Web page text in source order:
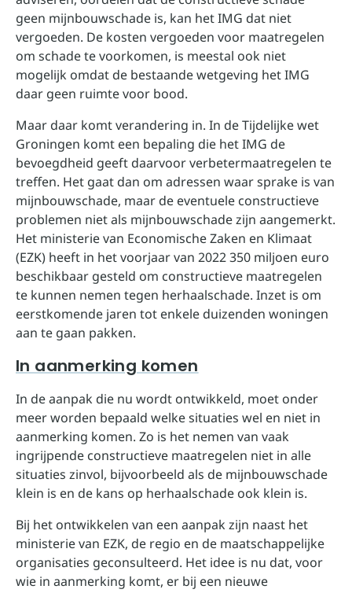
geen mijnbouwschade is, kan het IMG dat niet
vergoeden. De kosten vergoeden voor maatregelen
om schade te voorkomen, is meestal ook niet
mogelijk omdat de bestaande wetgeving het IMG
daar geen ruimte voor bood.
Maar daar komt verandering in. In de Tijdelijke wet
Groningen komt een bepaling die het IMG de
bevoegdheid geeft daarvoor verbetermaatregelen te
treffen. Het gaat dan om adressen waar sprake is van
mijnbouwschade, maar de eventuele constructieve
problemen niet als mijnbouwschade zijn aangemerkt.
Het ministerie van Economische Zaken en Klimaat
(EZK) heeft in het voorjaar van 2022 350 miljoen euro
beschikbaar gesteld om constructieve maatregelen
te kunnen nemen tegen herhaalschade. Inzet is om
eerstkomende jaren tot enkele duizenden woningen
aan te gaan pakken.
In aanmerking komen
In de aanpak die nu wordt ontwikkeld, moet onder
meer worden bepaald welke situaties wel en niet in
aanmerking komen. Zo is het nemen van vaak
ingrijpende constructieve maatregelen niet in alle
situaties zinvol, bijvoorbeeld als de mijnbouwschade
klein is en de kans op herhaalschade ook klein is.
Bij het ontwikkelen van een aanpak zijn naast het
ministerie van EZK, de regio en de maatschappelijke
organisaties geconsulteerd. Het idee is nu dat, voor
wie in aanmerking komt, er bij een nieuwe